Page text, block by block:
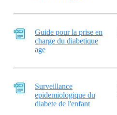
Guide pour la prise en
charge du diabetique
age
Surveillance
epidemiologique du
diabete de l'enfant